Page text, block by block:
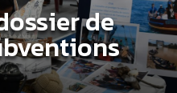
de